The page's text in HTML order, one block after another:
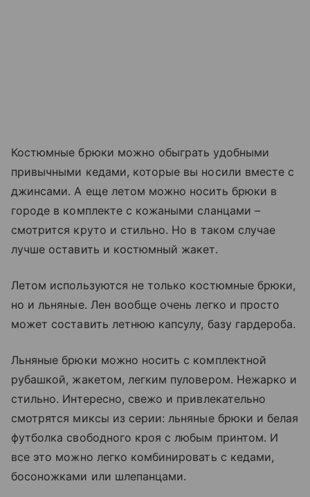
Костюмные брюки можно обыграть удобными
привычными кедами, которые вы носили вместе с
джинсами. А еще летом можно носить брюки в
городе в комплекте с кожаными сланцами –
смотрится круто и стильно. Но в таком случае
лучше оставить и костюмный жакет.
Летом используются не только костюмные брюки,
но и льняные. Лен вообще очень легко и просто
может составить летнюю капсулу, базу гардероба.
Льняные брюки можно носить с комплектной
рубашкой, жакетом, легким пуловером. Нежарко и
стильно. Интересно, свежо и привлекательно
смотрятся миксы из серии: льняные брюки и белая
футболка свободного кроя с любым принтом. И
все это можно легко комбинировать с кедами,
босоножками или шлепанцами.